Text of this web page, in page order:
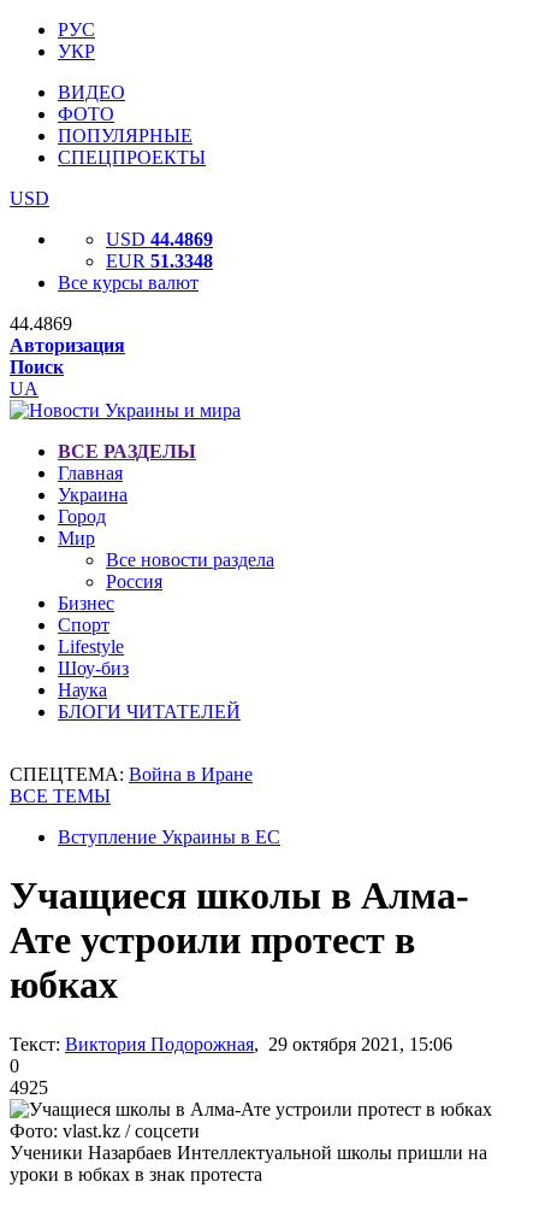
РУС
УКР
ВИДЕО
ФОТО
ПОПУЛЯРНЫЕ
СПЕЦПРОЕКТЫ
USD
USD 44.4869
EUR 51.3348
Все курсы валют
44.4869
Авторизация
Поиск
UA
ВСЕ РАЗДЕЛЫ
Главная
Украина
Город
Мир
Все новости раздела
Россия
Бизнес
Спорт
Lifestyle
Шоу-биз
Наука
БЛОГИ ЧИТАТЕЛЕЙ
СПЕЦТЕМА: Война в Иране
ВСЕ ТЕМЫ
Вступление Украины в ЕС
Учащиеся школы в Алма-
Ате устроили протест в
юбках
Текст: Виктория Подорожная, 29 октября 2021, 15:06
0
4925
Фото: vlast.kz / соцсети
Ученики Назарбаев Интеллектуальной школы пришли на
уроки в юбках в знак протеста